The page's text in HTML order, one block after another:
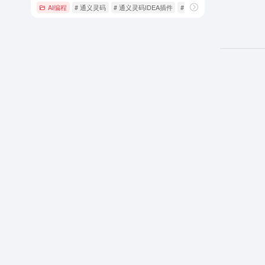
AI编程 # 通义灵码 # 通义灵码IDEA插件 # 通义灵码下载